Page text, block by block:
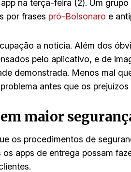
na terça-feira (2). Um
por frases pró-Bolsonaro e
a notícia. Além dos
pelo aplicativo, e de
demonstrada. Menos mal
antes que os prejuízos
maior
os procedimentos de
apps de entrega possam